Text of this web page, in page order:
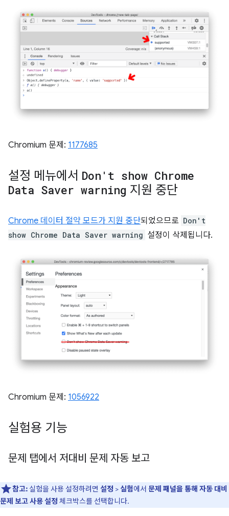
Chromium 문제: 1177685
설정 메뉴에서 Don't show Chrome
Data Saver warning 지원 중단
Chrome 데이터 절약 모드가 지원 중단되었으므로 Don't
show Chrome Data Saver warning 설정이 삭제됩니다.
Chromium 문제: 1056922
실험용 기능
문제 탭에서 저대비 문제 자동 보고
참고: 실험을 사용 설정하려면 설정 > 실험에서 문제 패널을 통해 자동 대비
문제 보고 사용 설정 체크박스를 선택합니다.